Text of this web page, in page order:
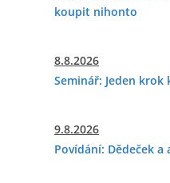
koupit nihonto
8.8.2026
Seminář: Jeden krok
9.8.2026
Povídání: Dědeček